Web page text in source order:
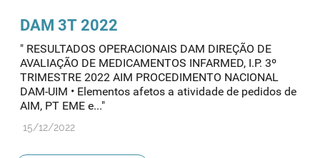
DAM 3T 2022
" RESULTADOS OPERACIONAIS DAM DIREÇÃO DE
AVALIAÇÃO DE MEDICAMENTOS INFARMED, I.P. 3º
TRIMESTRE 2022 AIM PROCEDIMENTO NACIONAL
DAM-UIM • Elementos afetos a atividade de pedidos de
AIM, PT EME e..."
15/12/2022